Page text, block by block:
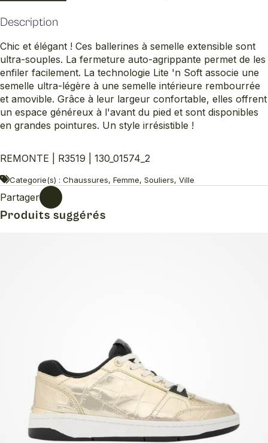
Description
Chic et élégant ! Ces ballerines à semelle extensible sont
ultra-souples. La fermeture auto-agrippante permet de les
enfiler facilement. La technologie Lite 'n Soft associe une
semelle ultra-légère à une semelle intérieure rembourrée
et amovible. Grâce à leur largeur confortable, elles offrent
un espace généreux à l'avant du pied et sont disponibles
en grandes pointures. Un style irrésistible !
REMONTE | R3519 | 130_01574_2
Categorie(s) : Chaussures, Femme, Souliers, Ville
Partager
Produits suggérés